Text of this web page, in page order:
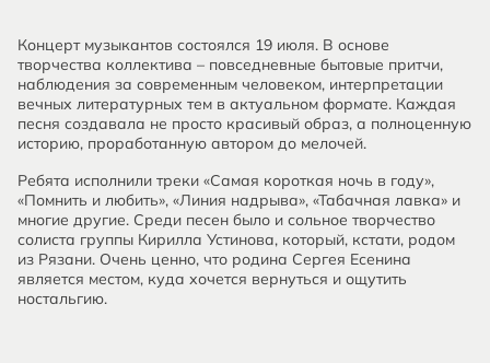
Концерт музыкантов состоялся 19 июля. В основе
творчества коллектива – повседневные бытовые притчи,
наблюдения за современным человеком, интерпретации
вечных литературных тем в актуальном формате. Каждая
песня создавала не просто красивый образ, а полноценную
историю, проработанную автором до мелочей.
Ребята исполнили треки «Самая короткая ночь в году»,
«Помнить и любить», «Линия надрыва», «Табачная лавка» и
многие другие. Среди песен было и сольное творчество
солиста группы Кирилла Устинова, который, кстати, родом
из Рязани. Очень ценно, что родина Сергея Есенина
является местом, куда хочется вернуться и ощутить
ностальгию.